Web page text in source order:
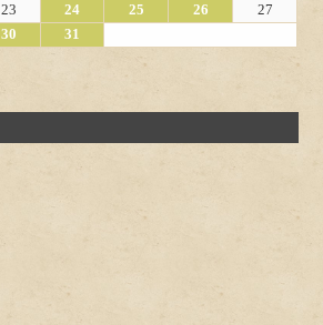
23 24 25 26
27
30 31